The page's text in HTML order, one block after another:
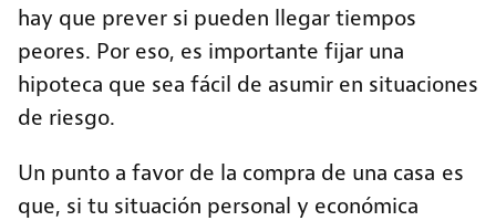
hay que prever si pueden llegar tiempos
peores. Por eso, es importante fijar una
hipoteca que sea fácil de asumir en situaciones
de riesgo.
Un punto a favor de la compra de una casa es
que, si tu situación personal y económica